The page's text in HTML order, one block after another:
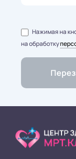
Нажимая на
на обработку